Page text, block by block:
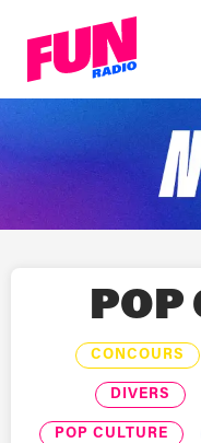
POP
CONCOURS
DIVERS
POP CULTURE